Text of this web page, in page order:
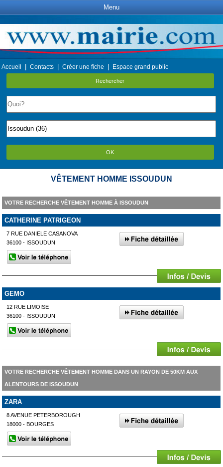
Menu
Accueil Contacts Créer une fiche Espace grand public
Rechercher
OK
VÊTEMENT HOMME ISSOUDUN
VOTRE RECHERCHE VÊTEMENT HOMME À ISSOUDUN
CATHERINE PATRIGEON
7 RUE DANIELE CASANOVA
36100 - ISSOUDUN
GEMO
12 RUE LIMOISE
36100 - ISSOUDUN
VOTRE RECHERCHE VÊTEMENT HOMME DANS UN RAYON DE 50KM AUX
ALENTOURS DE ISSOUDUN
ZARA
8 AVENUE PETERBOROUGH
18000 - BOURGES